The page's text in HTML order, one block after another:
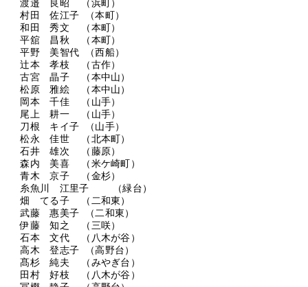
渡邉 良昭 （浜町）
村田 佐江子 （本町）
和田 秀文 （本町）
平舘 昌秋 （本町）
平野 美智代 （西船）
辻本 孝枝 （古作）
古宮 晶子 （本中山）
松原 雅絵 （本中山）
岡本 千佳 （山手）
尾上 耕一 （山手）
刀根 キイ子 （山手）
松永 佳世 （北本町）
石井 雄次 （藤原）
森内 美喜 （米ケ崎町）
青木 京子 （金杉）
糸魚川 江里子 （緑台）
畑 てる子 （二和東）
武藤 惠美子 （二和東）
伊藤 知之 （三咲）
石本 文代 （八木が谷）
高木 登志子 （高野台）
髙杉 純夫 （みやぎ台）
田村 好枝 （八木が谷）